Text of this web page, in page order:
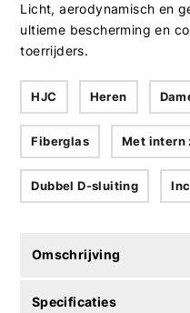
Licht, aerodynamisch en
ultieme bescherming en
toerrijders.
HJC Heren
Fiberglas Met intern
Dubbel D-sluiting
Omschrijving
Specificaties